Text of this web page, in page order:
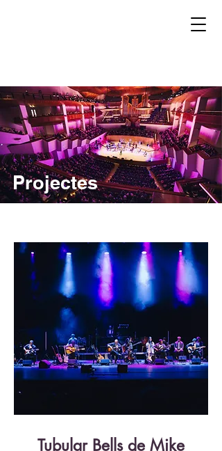
Projectes
Tubular Bells de Mike